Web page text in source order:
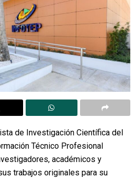
de Investigación Científica del
Técnico Profesional
académicos y
trabajos originales para su